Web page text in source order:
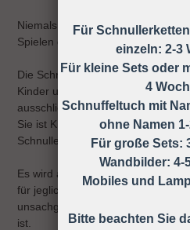
Niemals die Schnullerkette dem
Spielen geben.
Die Schnullerkette darf nicht
Kinder unter 36 Monaten
ausschließlich unter Aufsicht
Sie ist KEIN Spielzeug, sondern
Schnullers an der Kleidung.
Es wird ausdrücklich darauf
für jegliche Art von Risiken
unsachgemäßen Gebrauch der
ist.
Für
einzeln: 2-3
Für kleine Sets oder
4
Schnuffeltuch mit
ohne Namen
Für große Sets:
Wandbilder: 4-
Mobiles und
Bitte beachten Sie